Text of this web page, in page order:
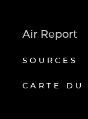
Air Report
SOURCES
CARTE DU